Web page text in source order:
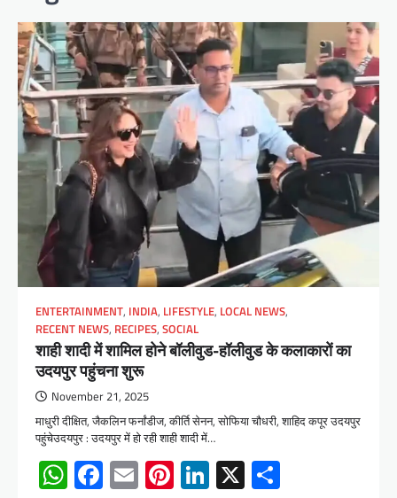
ENTERTAINMENT, INDIA, LIFESTYLE, LOCAL NEWS,
RECENT NEWS, RECIPES, SOCIAL
शाही शादी में शामिल होने बॉलीवुड-हॉलीवुड के कलाकारों का
उदयपुर पहुंचना शुरू
November 21, 2025
माधुरी दीक्षित, जैकलिन फर्नांडीज, कीर्ति सेनन, सोफिया चौधरी, शाहिद कपूर उदयपुर
पहुंचेउदयपुर : उदयपुर में हो रही शाही शादी में…
WhatsApp
Facebook
EmailPinterest
LinkedIn
X